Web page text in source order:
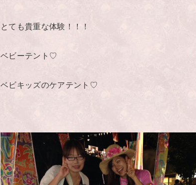
とても貴重な体験！！！
ベビーテント♡
ベビキッズのケアテント♡